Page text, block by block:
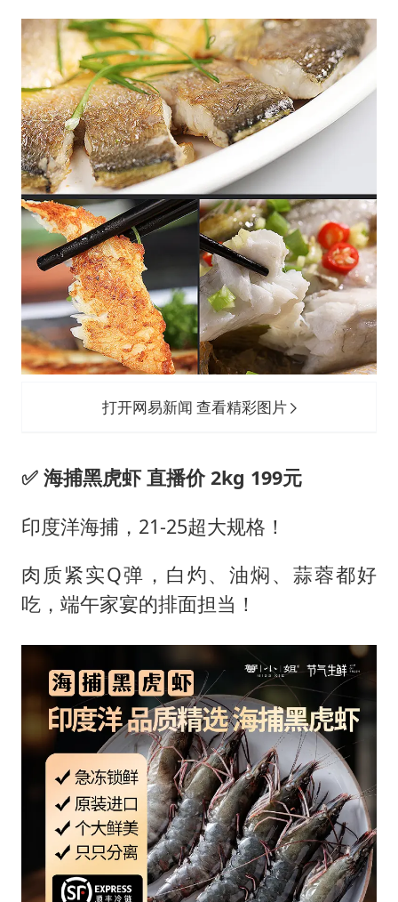
打开网易新闻 查看精彩图片
✅ 海捕黑虎虾 直播价 2kg 199元
印度洋海捕，21-25超大规格！
肉质紧实Q弹，白灼、油焖、蒜蓉都好
吃，端午家宴的排面担当！